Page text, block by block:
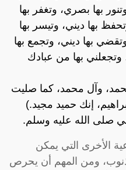
بها بصري، وتغفر بها
بها ديني، وتيسر بها
بها ديني، وتجمع بها
بها من عبادك
وآل محمد، كما صليت
إنك حميد مجيد.)
صلى الله عليه وسلم.
الأخرى التي يمكن
ومن المهم أن يحرص